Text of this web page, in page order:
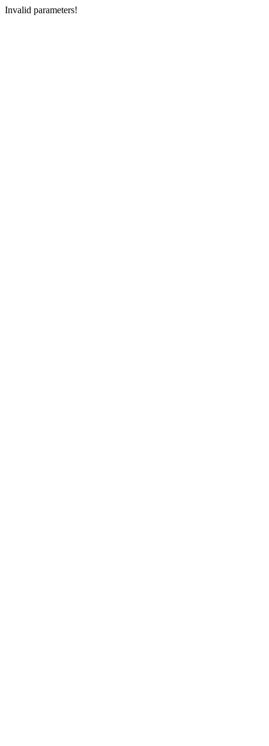
Invalid parameters!